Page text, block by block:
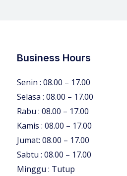
Business Hours
Senin : 08.00 – 17.00
Selasa : 08.00 – 17.00
Rabu : 08.00 – 17.00
Kamis : 08.00 – 17.00
Jumat: 08.00 – 17.00
Sabtu : 08.00 – 17.00
Minggu : Tutup